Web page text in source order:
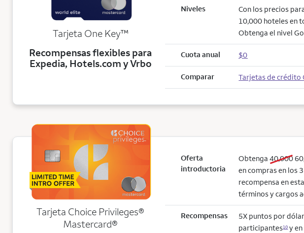
Tarjeta One Keytrademark
™
Recompensas flexibles para
Expedia, Hotels.com y Vrbo
Niveles
Con los precios
10,000 hoteles en
Obtenga el nivel
Cuota anual $0
Comparar Tarjetas de crédito
Tarjeta Choice Privileges®
Mastercard®
Oferta
introductoria
Obtenga40,000
en compras en los
recompensa en
términos y cargos
Recompensas
5X puntos por
participantes10y en